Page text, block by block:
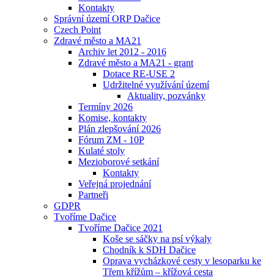
Kontakty
Správní území ORP Dačice
Czech Point
Zdravé město a MA21
Archiv let 2012 - 2016
Zdravé město a MA21 - grant
Dotace RE-USE 2
Udržitelné využívání území
Aktuality, pozvánky
Termíny 2026
Komise, kontakty
Plán zlepšování 2026
Fórum ZM - 10P
Kulaté stoly
Mezioborové setkání
Kontakty
Veřejná projednání
Partneři
GDPR
Tvoříme Dačice
Tvoříme Dačice 2021
Koše se sáčky na psí výkaly
Chodník k SDH Dačice
Oprava vycházkové cesty v lesoparku ke
Třem křížům – křížová cesta